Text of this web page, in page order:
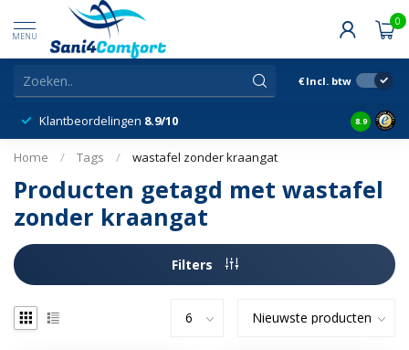
MENU
0
€ Incl. btw
Klantbeordelingen 8.9/10 8.9
Home / Tags / wastafel zonder kraangat
Producten getagd met wastafel
zonder kraangat
Filters